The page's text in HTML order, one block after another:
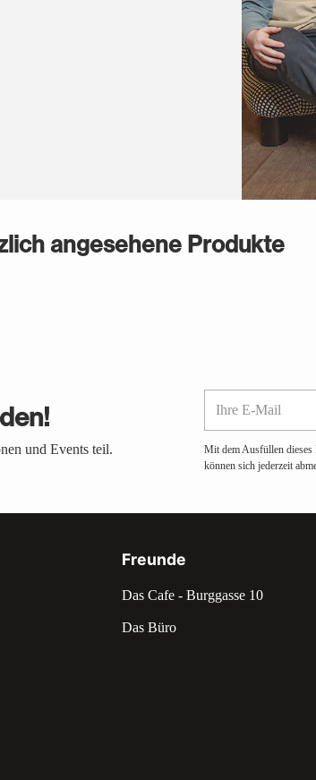
angesehene Produkte
und Events teil.
Mail
Mit dem Ausfüllen dieses
können sich jederzeit
Freunde
Das Cafe - Burggasse 10
Das Büro